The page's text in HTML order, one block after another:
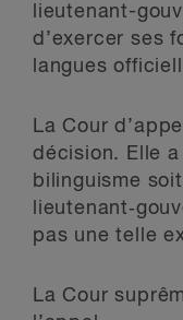
lieutenant-
d’exercer ses
langues
La Cour
décision. Elle
bilinguisme
pas une telle
La Cour